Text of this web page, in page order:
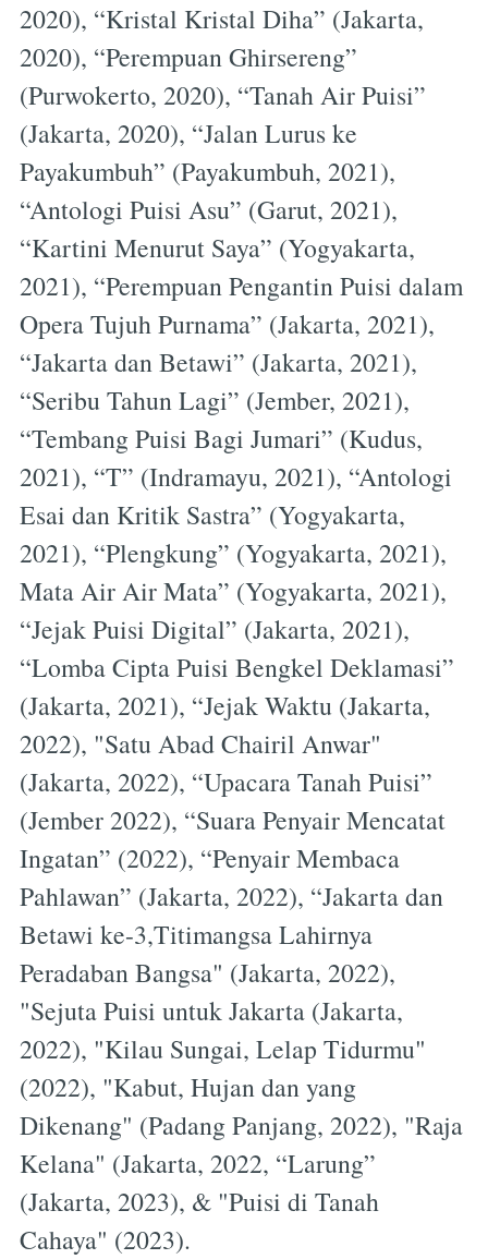
2020), “Kristal Kristal Diha” (Jakarta,
2020), “Perempuan Ghirsereng”
(Purwokerto, 2020), “Tanah Air Puisi”
(Jakarta, 2020), “Jalan Lurus ke
Payakumbuh” (Payakumbuh, 2021),
“Antologi Puisi Asu” (Garut, 2021),
“Kartini Menurut Saya” (Yogyakarta,
2021), “Perempuan Pengantin Puisi dalam
Opera Tujuh Purnama” (Jakarta, 2021),
“Jakarta dan Betawi” (Jakarta, 2021),
“Seribu Tahun Lagi” (Jember, 2021),
“Tembang Puisi Bagi Jumari” (Kudus,
2021), “T” (Indramayu, 2021), “Antologi
Esai dan Kritik Sastra” (Yogyakarta,
2021), “Plengkung” (Yogyakarta, 2021),
Mata Air Air Mata” (Yogyakarta, 2021),
“Jejak Puisi Digital” (Jakarta, 2021),
“Lomba Cipta Puisi Bengkel Deklamasi”
(Jakarta, 2021), “Jejak Waktu (Jakarta,
2022), "Satu Abad Chairil Anwar"
(Jakarta, 2022), “Upacara Tanah Puisi”
(Jember 2022), “Suara Penyair Mencatat
Ingatan” (2022), “Penyair Membaca
Pahlawan” (Jakarta, 2022), “Jakarta dan
Betawi ke-3,Titimangsa Lahirnya
Peradaban Bangsa" (Jakarta, 2022),
"Sejuta Puisi untuk Jakarta (Jakarta,
2022), "Kilau Sungai, Lelap Tidurmu"
(2022), "Kabut, Hujan dan yang
Dikenang" (Padang Panjang, 2022), "Raja
Kelana" (Jakarta, 2022, “Larung”
(Jakarta, 2023), & "Puisi di Tanah
Cahaya" (2023).